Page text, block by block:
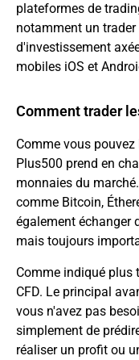
plateformes de
notamment un
d'investissement
mobiles iOS et
Comment trader
Comme vous
Plus500 prend en
monnaies du
comme Bitcoin,
également échanger
mais toujours
Comme indiqué plus
CFD. Le principal
vous n'avez pas
simplement de
réaliser un profit ou